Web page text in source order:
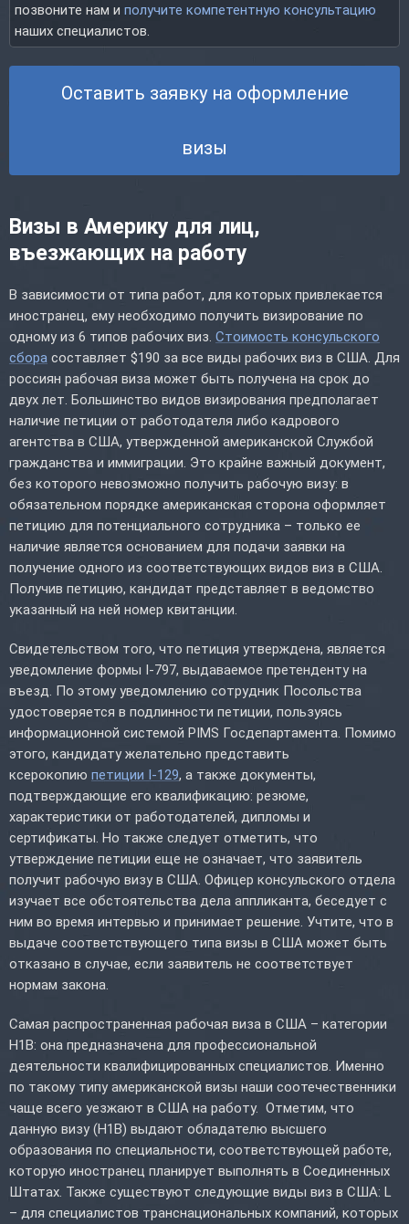
позвоните нам и получите компетентную консультацию
наших специалистов.
Оставить заявку на оформление
визы
Визы в Америку для лиц,
въезжающих на работу
В зависимости от типа работ, для которых привлекается
иностранец, ему необходимо получить визирование по
одному из 6 типов рабочих виз. Стоимость консульского
сбора составляет $190 за все виды рабочих виз в США. Для
россиян рабочая виза может быть получена на срок до
двух лет. Большинство видов визирования предполагает
наличие петиции от работодателя либо кадрового
агентства в США, утвержденной американской Службой
гражданства и иммиграции. Это крайне важный документ,
без которого невозможно получить рабочую визу: в
обязательном порядке американская сторона оформляет
петицию для потенциального сотрудника – только ее
наличие является основанием для подачи заявки на
получение одного из соответствующих видов виз в США.
Получив петицию, кандидат представляет в ведомство
указанный на ней номер квитанции.
Свидетельством того, что петиция утверждена, является
уведомление формы I-797, выдаваемое претенденту на
въезд. По этому уведомлению сотрудник Посольства
удостоверяется в подлинности петиции, пользуясь
информационной системой PIMS Госдепартамента. Помимо
этого, кандидату желательно представить
ксерокопию петиции I-129, а также документы,
подтверждающие его квалификацию: резюме,
характеристики от работодателей, дипломы и
сертификаты. Но также следует отметить, что
утверждение петиции еще не означает, что заявитель
получит рабочую визу в США. Офицер консульского отдела
изучает все обстоятельства дела аппликанта, беседует с
ним во время интервью и принимает решение. Учтите, что в
выдаче соответствующего типа визы в США может быть
отказано в случае, если заявитель не соответствует
нормам закона.
Самая распространенная рабочая виза в США – категории
H1B: она предназначена для профессиональной
деятельности квалифицированных специалистов. Именно
по такому типу американской визы наши соотечественники
чаще всего уезжают в США на работу. Отметим, что
данную визу (H1B) выдают обладателю высшего
образования по специальности, соответствующей работе,
которую иностранец планирует выполнять в Соединенных
Штатах. Также существуют следующие виды виз в США: L
– для специалистов транснациональных компаний, которых